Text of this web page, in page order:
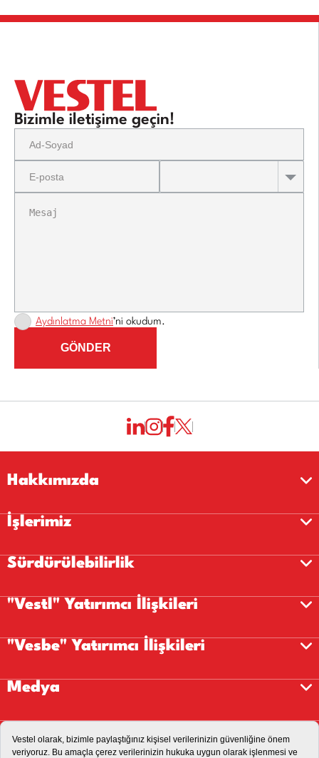
Bizimle iletişime geçin!
Aydınlatma Metni’ni okudum.
GÖNDER
Hakkımızda
İşlerimiz
Sürdürülebilirlik
"Vestl" Yatırımcı İlişkileri
"Vesbe" Yatırımcı İlişkileri
Medya